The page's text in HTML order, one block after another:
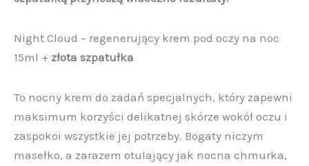
Night Cloud – regenerujący krem pod oczy na noc
15ml + złota szpatułka
To nocny krem do zadań specjalnych, który zapewni
maksimum korzyści delikatnej skórze wokół oczu i
zaspokoi wszystkie jej potrzeby. Bogaty niczym
masełko, a zarazem otulający jak nocna chmurka,